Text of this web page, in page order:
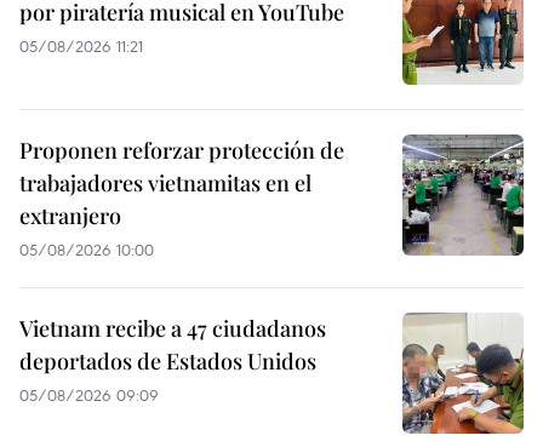
por piratería musical en YouTube
05/08/2026 11:21
Proponen reforzar protección de
trabajadores vietnamitas en el
extranjero
05/08/2026 10:00
Vietnam recibe a 47 ciudadanos
deportados de Estados Unidos
05/08/2026 09:09